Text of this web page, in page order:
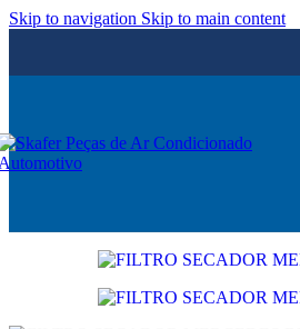
Skip to navigation Skip to main content